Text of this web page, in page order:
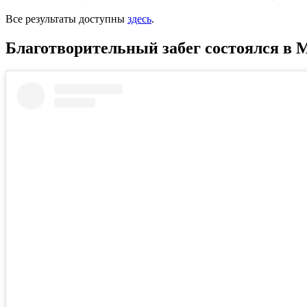
Все результаты доступны здесь.
Благотворительный забег состоялся в